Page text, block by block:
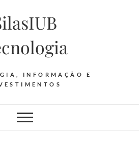
INFORMAÇÃO E